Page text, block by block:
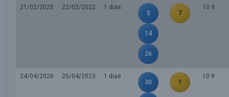
21/02/2025 22/02/2022
1 dias
5
14
26
7
10.9
24/04/2026 25/04/2023
1 dias
30
1
10.9